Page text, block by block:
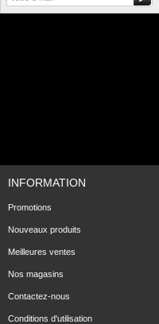
INFORMATION
Promotions
Nouveaux produits
Meilleures ventes
Nos magasins
Contactez-nous
Conditions d'utilisation